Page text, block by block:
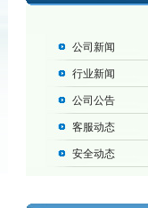
公司新闻
行业新闻
公司公告
客服动态
安全动态